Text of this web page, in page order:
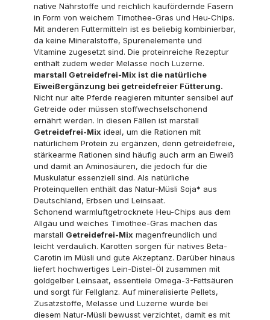
native Nährstoffe und reichlich kaufördernde Fasern
in Form von weichem Timothee-Gras und Heu-Chips.
Mit anderen Futtermitteln ist es beliebig kombinierbar,
da keine Mineralstoffe, Spurenelemente und
Vitamine zugesetzt sind. Die proteinreiche Rezeptur
enthält zudem weder Melasse noch Luzerne.
marstall Getreidefrei-Mix ist die natürliche
Eiweißergänzung bei getreidefreier Fütterung.
Nicht nur alte Pferde reagieren mitunter sensibel auf
Getreide oder müssen stoffwechselschonend
ernährt werden. In diesen Fällen ist marstall
Getreidefrei-Mix ideal, um die Rationen mit
natürlichem Protein zu ergänzen, denn getreidefreie,
stärkearme Rationen sind häufig auch arm an Eiweiß
und damit an Aminosäuren, die jedoch für die
Muskulatur essenziell sind. Als natürliche
Proteinquellen enthält das Natur-Müsli Soja* aus
Deutschland, Erbsen und Leinsaat.
Schonend warmluftgetrocknete Heu-Chips aus dem
Allgäu und weiches Timothee-Gras machen das
marstall Getreidefrei-Mix magenfreundlich und
leicht verdaulich. Karotten sorgen für natives Beta-
Carotin im Müsli und gute Akzeptanz. Darüber hinaus
liefert hochwertiges Lein-Distel-Öl zusammen mit
goldgelber Leinsaat, essentiele Omega-3-Fettsäuren
und sorgt für Fellglanz. Auf mineralisierte Pellets,
Zusatzstoffe, Melasse und Luzerne wurde bei
diesem Natur-Müsli bewusst verzichtet, damit es mit